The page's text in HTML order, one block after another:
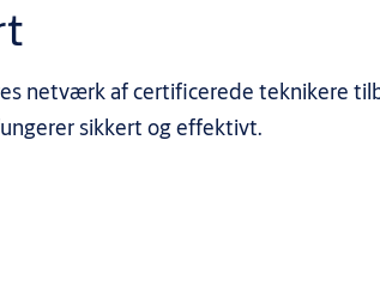
netværk af certificerede teknikere
sikkert og effektivt.